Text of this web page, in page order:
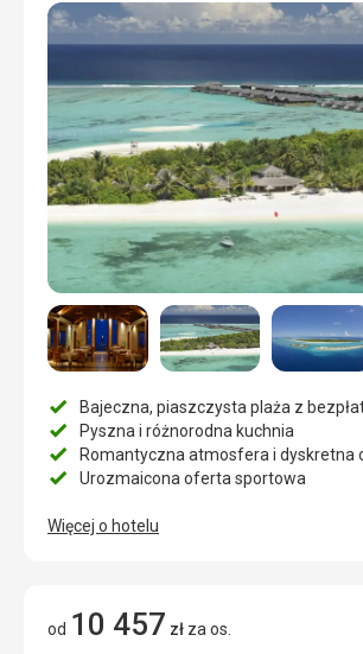
Bajeczna, piaszczysta plaża z
Pyszna i różnorodna kuchnia
Romantyczna atmosfera i dyskretna
Urozmaicona oferta sportowa
Więcej o hotelu
od 10 457 zł za os.